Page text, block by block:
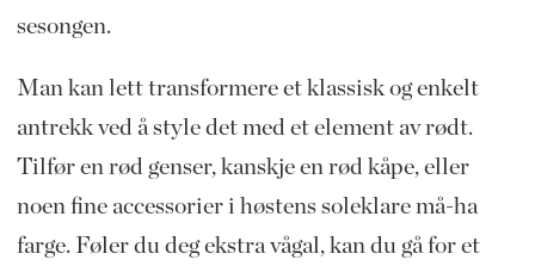
sesongen.
Man kan lett transformere et klassisk og enkelt
antrekk ved å style det med et element av rødt.
Tilfør en rød genser, kanskje en rød kåpe, eller
noen fine accessorier i høstens soleklare må-ha
farge. Føler du deg ekstra vågal, kan du gå for et